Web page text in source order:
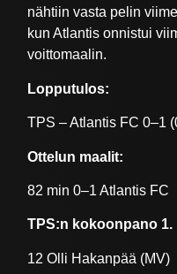
nähtiin vasta pelin
kun Atlantis onnistui
voittomaalin.
Lopputulos:
TPS – Atlantis FC 0–1
Ottelun maalit:
82 min 0–1 Atlantis FC
TPS:n kokoonpano 1.
12 Olli Hakanpää (MV)